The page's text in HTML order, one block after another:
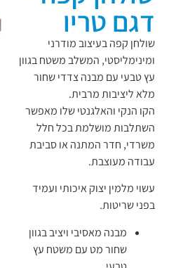
דגם טריו
שולחן קפה בעיצוב מודרני
ומינימליסטי, המשלב משטח בגוון
עץ טבעי עם מבנה צדדי שחור
מלא ליציבות מרבית.
הקו הנקי והאלגנטי שלו מאפשר
השתלבות מושלמת בכל חלל
משרדי, חדר המתנה או סביבת
עבודה מעוצבת.
עשוי מלמין יצוק איכותי ועמיד
בפני שריטות.
מבנה מאסיבי ויציב בגוון
שחור מט עם משטח עץ